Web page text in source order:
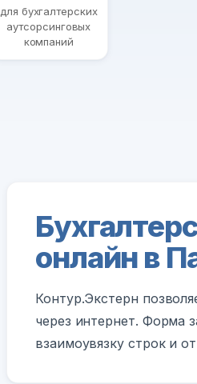
для бухгалтерских
аутсорсинговых
компаний
онлайн в
Контур.Экстерн
через интернет. Форма
взаимоувязку строк и